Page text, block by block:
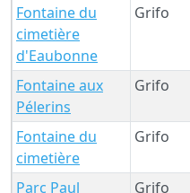
Fontaine du
cimetière
d'Eaubonne
Grifo
Fontaine aux
Pélerins
Grifo
Fontaine du
cimetière
Grifo
Parc Paul
Grifo